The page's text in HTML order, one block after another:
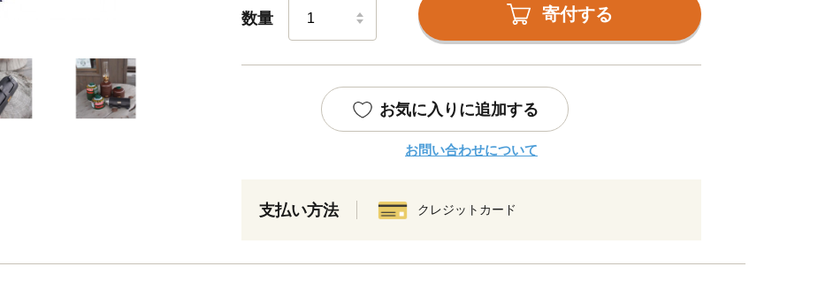
数量 寄付する
お気に入りに追加する
お問い合わせについて
支払い方法 クレジットカード